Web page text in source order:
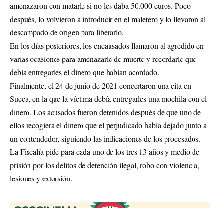
amenazaron con matarle si no les daba 50.000 euros. Poco
después, lo volvieron a introducir en el maletero y lo llevaron al
descampado de origen para liberarlo.
En los días posteriores, los encausados llamaron al agredido en
varias ocasiones para amenazarle de muerte y recordarle que
debía entregarles el dinero que habían acordado.
Finalmente, el 24 de junio de 2021 concertaron una cita en
Sueca, en la que la víctima debía entregarles una mochila con el
dinero. Los acusados fueron detenidos después de que uno de
ellos recogiera el dinero que el perjudicado había dejado junto a
un contendedor, siguiendo las indicaciones de los procesados.
La Fiscalía pide para cada uno de los tres 13 años y medio de
prisión por los delitos de detención ilegal, robo con violencia,
lesiones y extorsión.